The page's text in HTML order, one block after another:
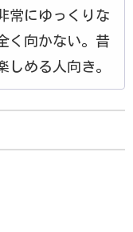
常にゆっくりな
く向かない。昔
しめる人向き。